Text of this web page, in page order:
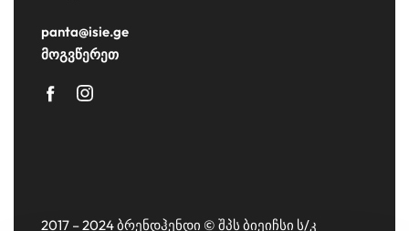
panta@isie.ge
მოგვწერეთ
2017 – 2024 ბრენდჰენდი © შპს ბიეიჩსი ს/კ